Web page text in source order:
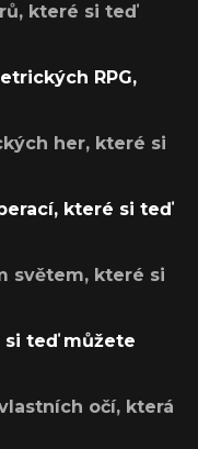
které si teď
RPG,
her, které si
které si teď
světem, které si
si teď můžete
očí, která